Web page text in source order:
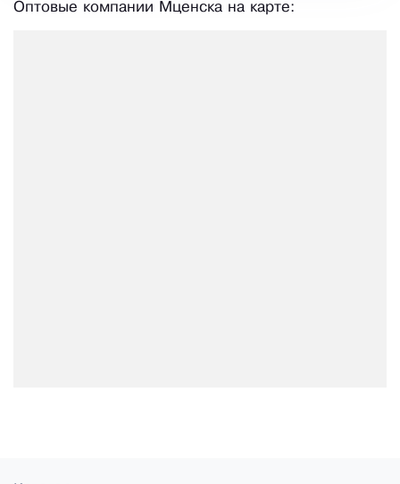
Оптовые компании Мценска на карте: